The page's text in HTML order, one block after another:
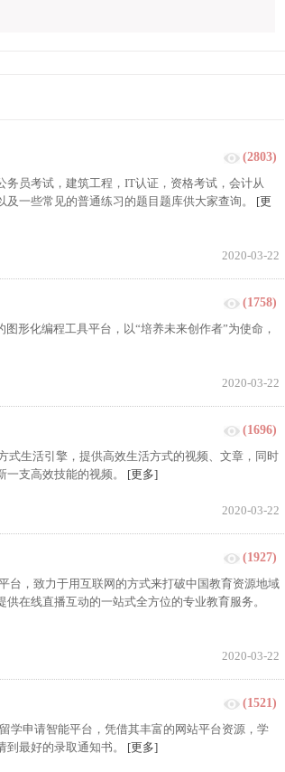
(2803)
务员考试，建筑工程，IT认证，资格考试，会计从
一些常见的普通练习的题目题库供大家查询。 [更
2020-03-22
(1758)
形化编程工具平台，以“培养未来创作者”为使命，
2020-03-22
(1696)
式生活引擎，提供高效生活方式的视频、文章，同时
支高效技能的视频。 [更多]
2020-03-22
(1927)
台，致力于用互联网的方式来打破中国教育资源地域
在线直播互动的一站式全方位的专业教育服务。
2020-03-22
(1521)
学申请智能平台，凭借其丰富的网站平台资源，学
最好的录取通知书。 [更多]